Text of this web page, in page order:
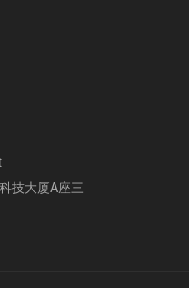
技大厦A座三